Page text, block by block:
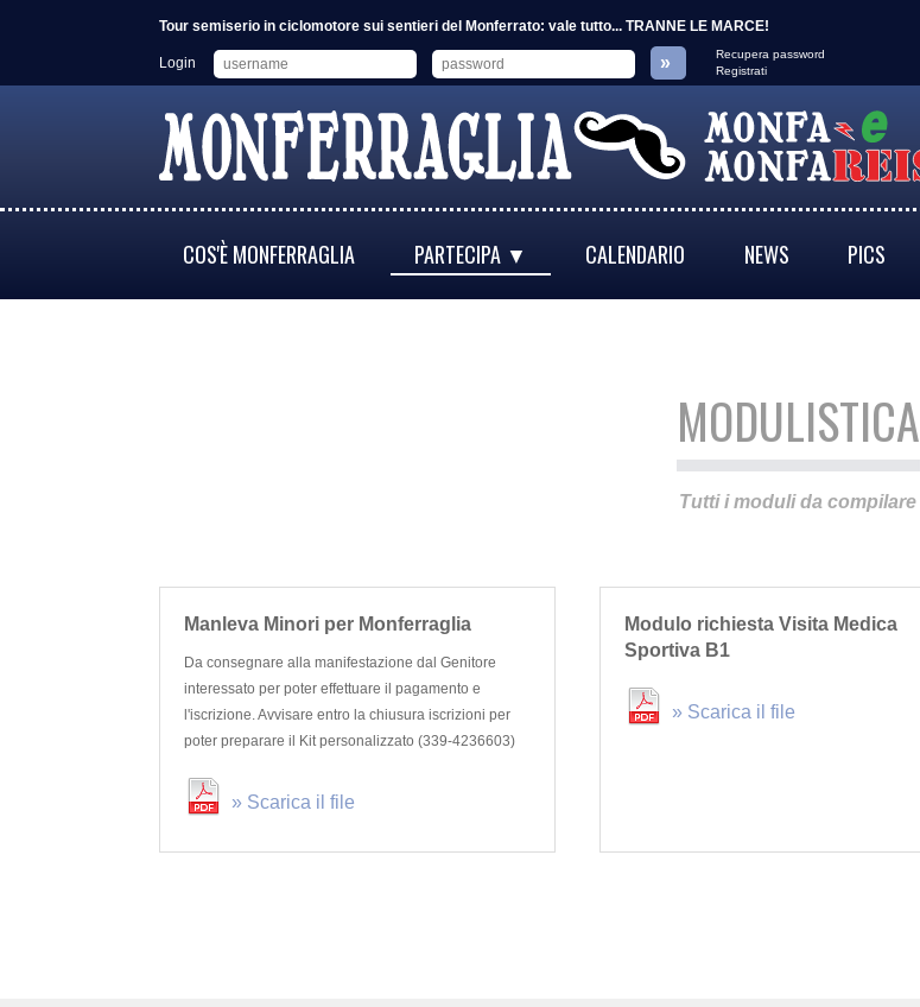
Tour semiserio in ciclomotore sui sentieri del Monferrato: vale tutto... TRANNE LE MARCE!
Login
Recupera password
Registrati
COS'È MONFERRAGLIA PARTECIPA ▼ CALENDARIO NEWS PICS
MODULISTICA
Tutti i moduli da compilare
Manleva Minori per Monferraglia
Da consegnare alla manifestazione dal Genitore
interessato per poter effettuare il pagamento e
l'iscrizione. Avvisare entro la chiusura iscrizioni per
poter preparare il Kit personalizzato (339-4236603)
» Scarica il file
Modulo richiesta Visita Medica
Sportiva B1
» Scarica il file